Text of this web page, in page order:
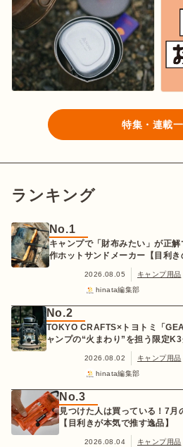
特集・連載
ランキング
No.1
キャンプで「財布みたい」が正
作ホットサンドメーカー【目利き
2026.08.05
キャンプ用品
hinata編集部
No.2
TOKYO CRAFTS×トヨトミ「
ャンプの“火まわり”を担う限定
2026.08.02
キャンプ用品
hinata編集部
No.3
見つけた人は買っている！7月
【目利きが本気で推す逸品】
2026.08.04
キャンプ用品